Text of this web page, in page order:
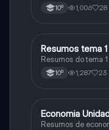
10º 1,006 28
Economia
Resumos tema
Resumos do tema
10º 1,287 23
Economia
Economia
Resumos de